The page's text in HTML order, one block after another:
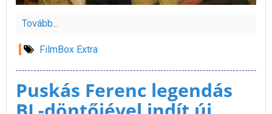
Tovább...
FilmBox Extra
Puskás Ferenc legendás